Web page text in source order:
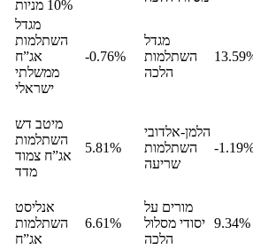
10% מניות
מגדל
השתלמות
אג”ח
ממשלתי
ישראלי
-0.76%
מגדל
השתלמות
הלכה
מיטב דש
השתלמות
אג”ח צמוד
מדד
5.81%
הלמן-אלדובי
השתלמות
שריעה
-
אנליסט
השתלמות
אג”ח
6.61%
מורים על
יסודי מסלול
הלכה
9.34%